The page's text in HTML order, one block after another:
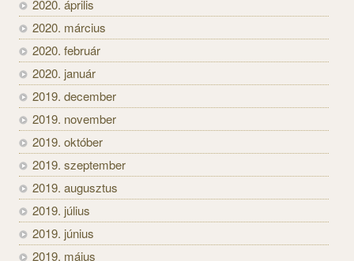
2020. április
2020. március
2020. február
2020. január
2019. december
2019. november
2019. október
2019. szeptember
2019. augusztus
2019. július
2019. június
2019. május